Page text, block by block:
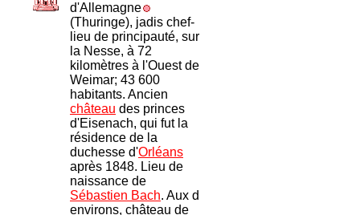
d'Allemagne
(Thuringe), jadis chef-
lieu de principauté, sur
la Nesse, à 72
kilomètres à l'Ouest de
Weimar; 43 600
habitants. Ancien
château des princes
d'Eisenach, qui fut la
résidence de la
duchesse d'Orléans
après 1848. Lieu de
naissance de
Sébastien Bach. Aux d
environs, château de